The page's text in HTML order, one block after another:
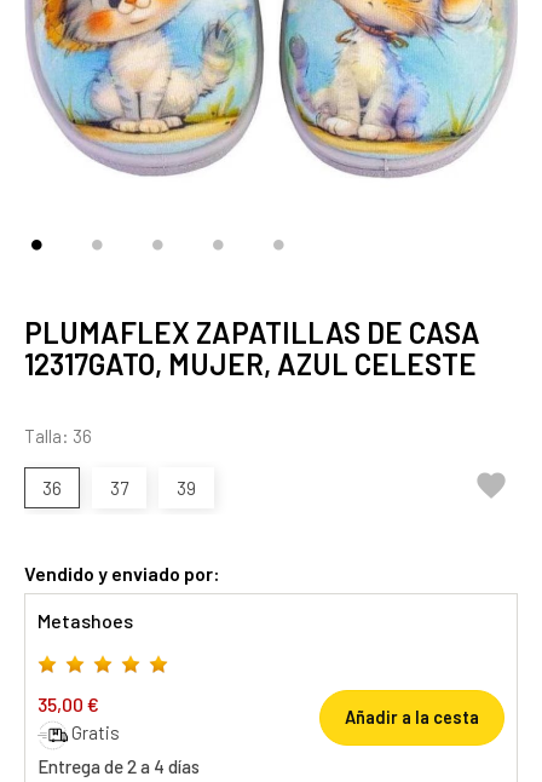
PLUMAFLEX ZAPATILLAS DE CASA
12317GATO, MUJER, AZUL CELESTE
Talla: 36
36 37 39 
Vendido y enviado por:
Metashoes
35,00 €
Gratis
Entrega de 2 a 4 días
Añadir a la cesta